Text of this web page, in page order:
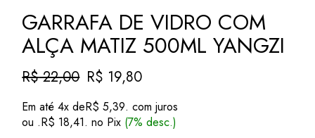
GARRAFA DE VIDRO COM
ALÇA MATIZ 500ML YANGZI
R$22,00
O
preço
original
era:
R$ 19,80
O
preço
atual
é:
Em até 4x deR$ 5,39. com juros
ou .R$ 18,41. no Pix (7% desc.)